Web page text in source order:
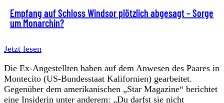
Empfang auf Schloss Windsor plötzlich abgesagt – Sorge
um Monarchin?
Jetzt lesen
Die Ex-Angestellten haben auf dem Anwesen des Paares in
Montecito (US-Bundesstaat Kalifornien) gearbeitet.
Gegenüber dem amerikanischen „Star Magazine“ berichtet
eine Insiderin unter anderem: „Du darfst sie nicht